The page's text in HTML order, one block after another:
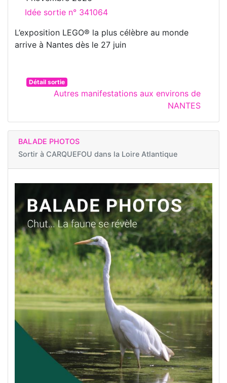
Idée sortie n° 341064
L’exposition LEGO® la plus célèbre au monde
arrive à Nantes dès le 27 juin
Détail sortie
Autres manifestations aux environs de
NANTES
BALADE PHOTOS
Sortir à CARQUEFOU dans la Loire Atlantique